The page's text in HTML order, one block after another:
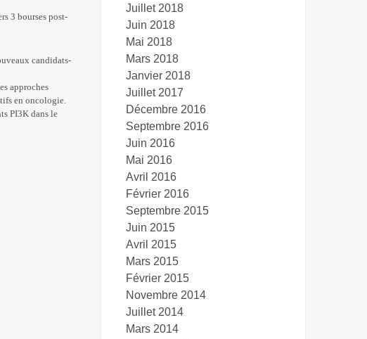
3 bourses post-
candidats-
approches
en oncologie.
PI3K dans le
Juillet 2018
Juin 2018
Mai 2018
Mars 2018
Janvier 2018
Juillet 2017
Décembre 2016
Septembre 2016
Juin 2016
Mai 2016
Avril 2016
Février 2016
Septembre 2015
Juin 2015
Avril 2015
Mars 2015
Février 2015
Novembre 2014
Juillet 2014
Mars 2014